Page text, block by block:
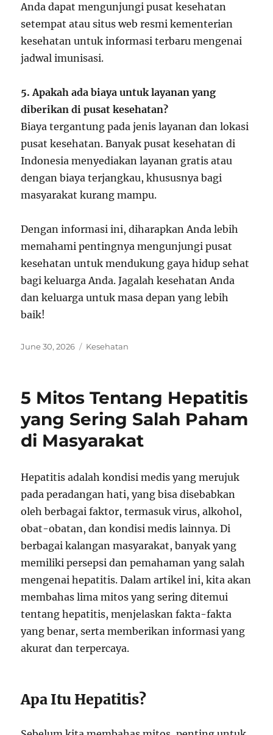
Anda dapat mengunjungi pusat kesehatan
setempat atau situs web resmi kementerian
kesehatan untuk informasi terbaru mengenai
jadwal imunisasi.
5. Apakah ada biaya untuk layanan yang
diberikan di pusat kesehatan?
Biaya tergantung pada jenis layanan dan lokasi
pusat kesehatan. Banyak pusat kesehatan di
Indonesia menyediakan layanan gratis atau
dengan biaya terjangkau, khususnya bagi
masyarakat kurang mampu.
Dengan informasi ini, diharapkan Anda lebih
memahami pentingnya mengunjungi pusat
kesehatan untuk mendukung gaya hidup sehat
bagi keluarga Anda. Jagalah kesehatan Anda
dan keluarga untuk masa depan yang lebih
baik!
Posted
June 30, 2026 Categories
Kesehatan
5 Mitos Tentang Hepatitis
yang Sering Salah Paham
di Masyarakat
Hepatitis adalah kondisi medis yang merujuk
pada peradangan hati, yang bisa disebabkan
oleh berbagai faktor, termasuk virus, alkohol,
obat-obatan, dan kondisi medis lainnya. Di
berbagai kalangan masyarakat, banyak yang
memiliki persepsi dan pemahaman yang salah
mengenai hepatitis. Dalam artikel ini, kita akan
membahas lima mitos yang sering ditemui
tentang hepatitis, menjelaskan fakta-fakta
yang benar, serta memberikan informasi yang
akurat dan terpercaya.
Apa Itu Hepatitis?